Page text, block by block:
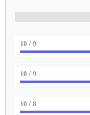
9
/ 10
9
/ 10
8
/ 10